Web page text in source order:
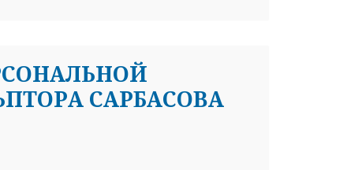
САРБАСОВА